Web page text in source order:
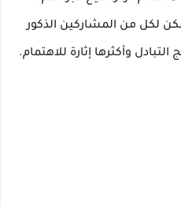
لكل من المشاركين الذكور
وأكثرها إثارة للاهتمام.